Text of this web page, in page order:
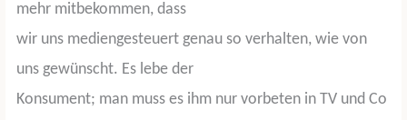
mehr mitbekommen, dass
wir uns mediengesteuert genau so verhalten, wie von
uns gewünscht. Es lebe der
Konsument; man muss es ihm nur vorbeten in TV und Co